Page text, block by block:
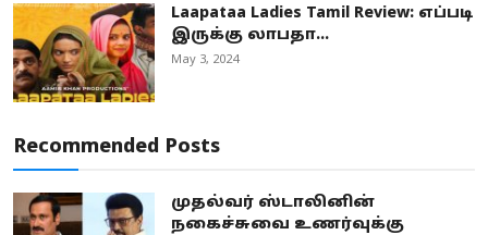
Laapataa Ladies Tamil Review: எப்படி
இருக்கு லாபதா...
May 3, 2024
Recommended Posts
முதல்வர் ஸ்டாலினின்
நகைச்சுவை உணர்வுக்கு